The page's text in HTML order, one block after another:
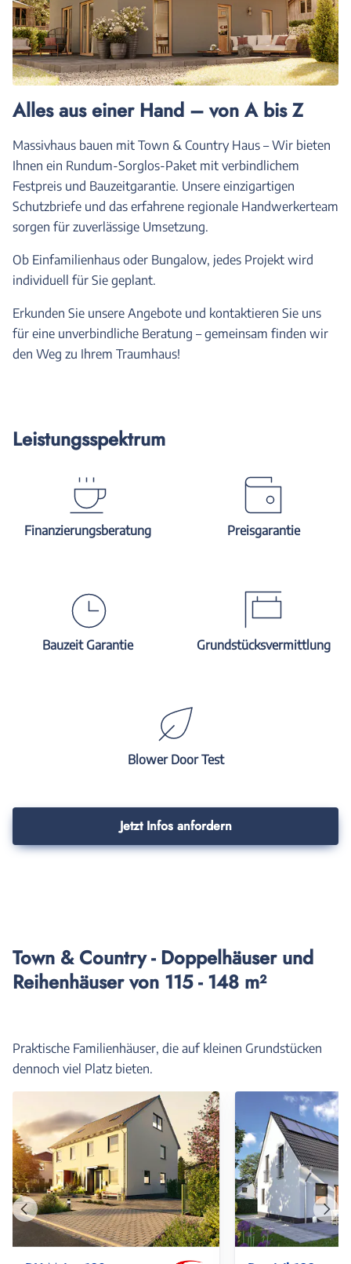
Alles aus einer Hand – von A bis Z
Massivhaus bauen mit Town & Country Haus – Wir bieten
Ihnen ein Rundum-Sorglos-Paket mit verbindlichem
Festpreis und Bauzeitgarantie. Unsere einzigartigen
Schutzbriefe und das erfahrene regionale Handwerkerteam
sorgen für zuverlässige Umsetzung.
Ob Einfamilienhaus oder Bungalow, jedes Projekt wird
individuell für Sie geplant.
Erkunden Sie unsere Angebote und kontaktieren Sie uns
für eine unverbindliche Beratung – gemeinsam finden wir
den Weg zu Ihrem Traumhaus!
Leistungsspektrum
Finanzierungsberatung Preisgarantie
Bauzeit Garantie Grundstücksvermittlung
Blower Door Test
Jetzt Infos anfordern
Town & Country - Doppelhäuser und
Reihenhäuser von 115 - 148 m²
Praktische Familienhäuser, die auf kleinen Grundstücken
dennoch viel Platz bieten.
Vorheriges
Haus